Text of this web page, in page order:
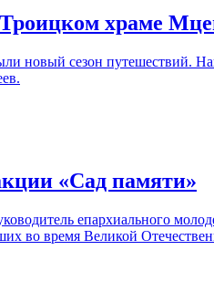
храме
новый сезон путешествий.
«Сад памяти»
епархиального
во время Великой